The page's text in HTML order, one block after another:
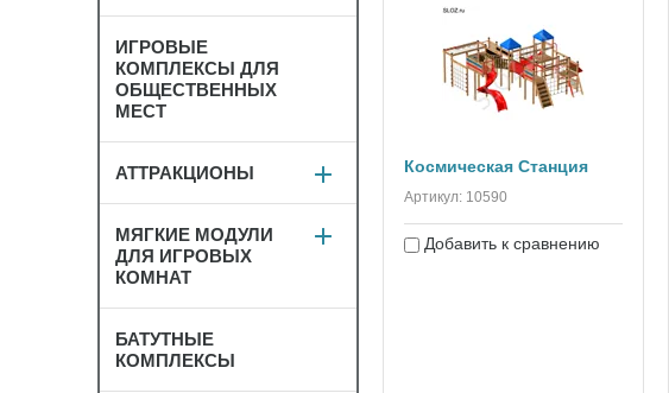
Космическая Станция
Артикул: 10590
Добавить к сравнению
ИГРОВЫЕ
КОМПЛЕКСЫ ДЛЯ
ОБЩЕСТВЕННЫХ
МЕСТ
АТТРАКЦИОНЫ
МЯГКИЕ МОДУЛИ
ДЛЯ ИГРОВЫХ
КОМНАТ
БАТУТНЫЕ
КОМПЛЕКСЫ